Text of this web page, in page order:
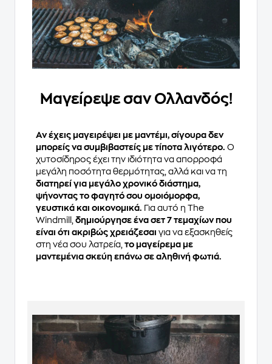
Μαγείρεψε σαν Ολλανδός!
Αν έχεις μαγειρέψει με μαντέμι, σίγουρα δεν
μπορείς να συμβιβαστείς με τίποτα λιγότερο. Ο
χυτοσίδηρος έχει την ιδιότητα να απορροφά
μεγάλη ποσότητα θερμότητας, αλλά και να τη
διατηρεί για μεγάλο χρονικό διάστημα,
ψήνοντας το φαγητό σου ομοιόμορφα,
γευστικά και οικονομικά. Για αυτό η The
Windmill, δημιούργησε ένα σετ 7 τεμαχίων που
είναι ότι ακριβώς χρειάζεσαι για να εξασκηθείς
στη νέα σου λατρεία, το μαγείρεμα με
μαντεμένια σκεύη επάνω σε αληθινή φωτιά.